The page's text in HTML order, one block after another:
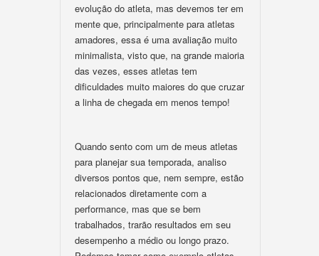
evolução do atleta, mas devemos ter em
mente que, principalmente para atletas
amadores, essa é uma avaliação muito
minimalista, visto que, na grande maioria
das vezes, esses atletas tem
dificuldades muito maiores do que cruzar
a linha de chegada em menos tempo!
Quando sento com um de meus atletas
para planejar sua temporada, analiso
diversos pontos que, nem sempre, estão
relacionados diretamente com a
performance, mas que se bem
trabalhados, trarão resultados em seu
desempenho a médio ou longo prazo.